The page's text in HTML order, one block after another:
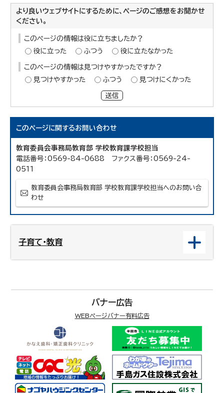
より良いウェブサイトにするために、ページのご感想をお聞かせ
ください。
このページの情報は役に立ちましたか？
役に立った
ふつう 役に立たなかった
このページの情報は見つけやすかったですか？
見つけやすかった
ふつう 見つけにくかった
送信
このページに関するお問い合わせ
教育委員会事務局教育部 学校教育課学校担当
電話番号：0569-84-0688 ファクス番号：0569-24-
0511
教育委員会事務局教育部 学校教育課学校担当へのお問い合
わせ
子育て・教育
バナー広告
WEBページバナー有料広告